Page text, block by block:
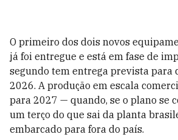
O primeiro dos dois novos
já foi entregue e está em fase de
segundo tem entrega prevista para
2026. A produção em escala
para 2027 — quando, se o plano se
um terço do que sai da planta
embarcado para fora do país.